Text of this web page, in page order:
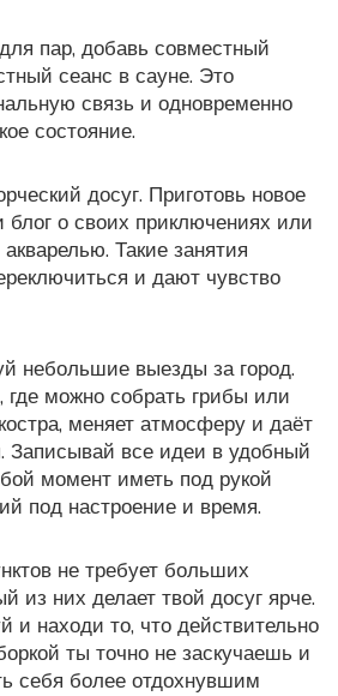
пар, добавь совместный
сеанс в сауне. Это
связь и одновременно
состояние.
досуг. Приготовь новое
блог о своих приключениях или
Такие занятия
и дают чувство
небольшие выезды за город.
где можно собрать грибы или
меняет атмосферу и даёт
Записывай все идеи в удобный
момент иметь под рукой
под настроение и время.
не требует больших
из них делает твой досуг ярче.
и находи то, что действительно
ты точно не заскучаешь и
себя более отдохнувшим